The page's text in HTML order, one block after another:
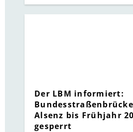
Der LBM informiert:
Alsenz bis Frühjahr
gesperrt